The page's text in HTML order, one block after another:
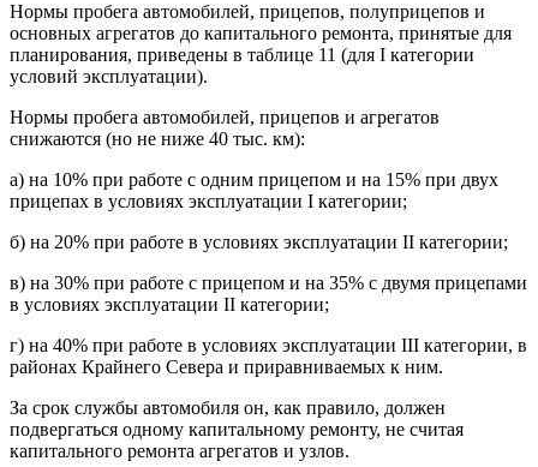
Нормы пробега автомобилей, прицепов, полуприцепов и
основных агрегатов до капитального ремонта, принятые для
планирования, приведены в таблице 11 (для I категории
условий эксплуатации).
Нормы пробега автомобилей, прицепов и агрегатов
снижаются (но не ниже 40 тыс. км):
а) на 10% при работе с одним прицепом и на 15% при двух
прицепах в условиях эксплуатации I категории;
б) на 20% при работе в условиях эксплуатации II категории;
в) на 30% при работе с прицепом и на 35% с двумя прицепами
в условиях эксплуатации II категории;
г) на 40% при работе в условиях эксплуатации III категории, в
районах Крайнего Севера и приравниваемых к ним.
За срок службы автомобиля он, как правило, должен
подвергаться одному капитальному ремонту, не считая
капитального ремонта агрегатов и узлов.